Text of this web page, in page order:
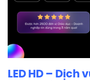
LED HD –